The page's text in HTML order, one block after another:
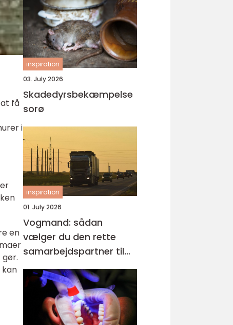
få
i
en
inspiration
03. July 2026
Skadedyrsbekæmpelse
sorø
inspiration
01. July 2026
Vogmand: sådan
vælger du den rette
samarbejdspartner til
tunge opgaver